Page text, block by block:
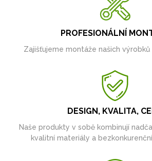
PROFESIONÁLNÍ
Zajišťujeme montáže našich
DESIGN, KVALITA,
Naše produkty v sobě kombinují
kvalitní materiály a